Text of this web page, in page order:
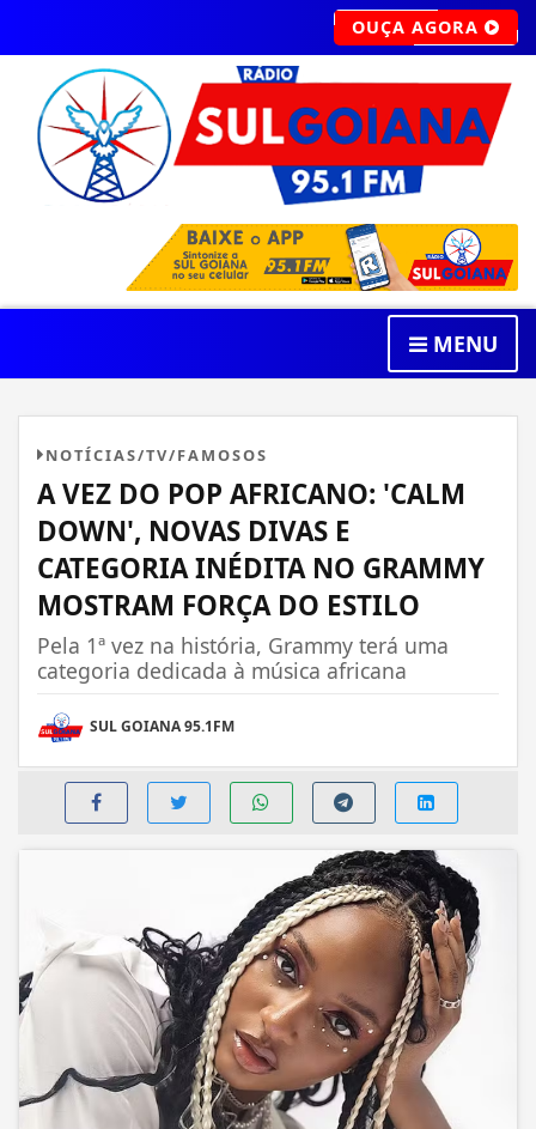
OUÇA AGORA
MENU
NOTÍCIAS/TV/FAMOSOS
A VEZ DO POP AFRICANO: 'CALM
DOWN', NOVAS DIVAS E
CATEGORIA INÉDITA NO GRAMMY
MOSTRAM FORÇA DO ESTILO
Pela 1ª vez na história, Grammy terá uma
categoria dedicada à música africana
SUL GOIANA 95.1FM